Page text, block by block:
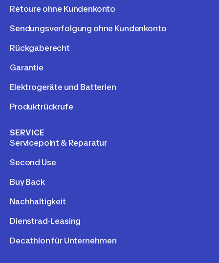
Retoure ohne Kundenkonto
Sendungsverfolgung ohne Kundenkonto
Rückgaberecht
Garantie
Elektrogeräte und Batterien
Produktrückrufe
SERVICE
Servicepoint & Reparatur
Second Use
Buy Back
Nachhaltigkeit
Dienstrad-Leasing
Decathlon für Unternehmen